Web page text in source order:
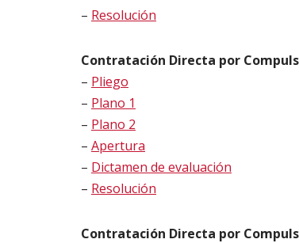
– Resolución
Contratación Directa por
– Pliego
– Plano 1
– Plano 2
– Apertura
– Dictamen de evaluación
– Resolución
Contratación Directa por